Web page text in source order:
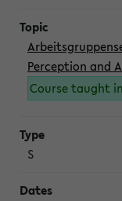
Perception and
Course taught
S